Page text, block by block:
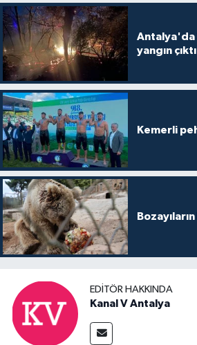
Antalya'da
yangın çıktı
Kemerli
EDITÖR HAKKINDA
Kanal V Antalya